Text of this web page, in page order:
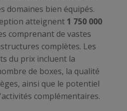
domaines bien équipés.
atteignent 1 750 000
comprenant de vastes
complètes. Les
du prix incluent la
de boxes, la qualité
ainsi que le potentiel
complémentaires.